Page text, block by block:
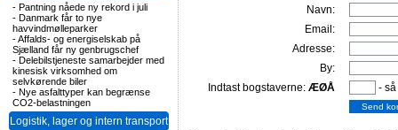
- Pantning nåede ny rekord i juli
- Danmark får to nye
havvindmølleparker
-Affalds- og energiselskab på
Sjælland får ny genbrugschef
- Delebilstjeneste samarbejder med
kinesisk virksomhed om
selvkørende biler
- Nye asfalttyper kan begrænse
CO2-belastningen
Logistik, lager og intern transport
Navn:
Email:
Adresse:
By:
Indtast bogstaverne: ÆØÅ -